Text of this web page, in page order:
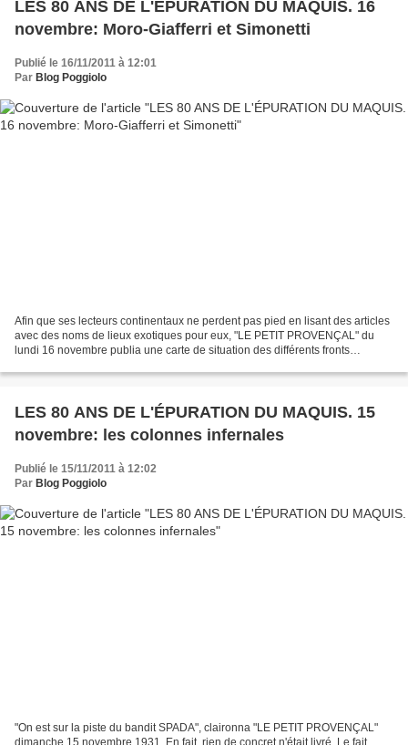
LES 80 ANS DE L'ÉPURATION DU MAQUIS. 16
novembre: Moro-Giafferri et Simonetti
Publié le 16/11/2011 à 12:01
Par Blog Poggiolo
Afin que ses lecteurs continentaux ne perdent pas pied en lisant des articles
avec des noms de lieux exotiques pour eux, "LE PETIT PROVENÇAL" du
lundi 16 novembre publia une carte de situation des différents fronts
LES 80 ANS DE L'ÉPURATION DU MAQUIS. 15
novembre: les colonnes infernales
Publié le 15/11/2011 à 12:02
Par Blog Poggiolo
"On est sur la piste du bandit SPADA", claironna "LE PETIT PROVENÇAL"
dimanche 15 novembre 1931. En fait, rien de concret n'était livré. Le fait